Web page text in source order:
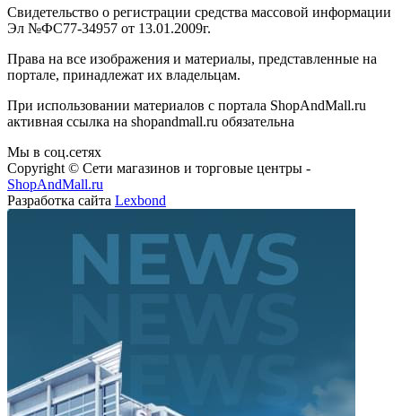
Свидетельство о регистрации средства массовой информации
Права на все изображения и материалы, представленные на
портале, принадлежат их владельцам.
При использовании материалов с портала ShopAndMall.ru
активная ссылка на shopandmall.ru обязательна
Мы в соц.сетях
Copyright © Сети магазинов и торговые центры -
ShopAndMall.ru
Разработка сайтаLexbond